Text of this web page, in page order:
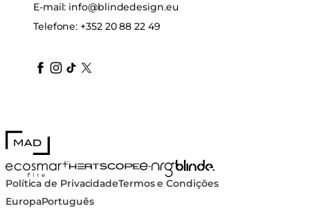
E-mail: info@blindedesign.eu
Telefone: +352 20 88 22 49
blindedesign
blindedesign
blindedesign
blinde-design
blindedesign
MAD Design
EcoSmart FireHEATSCOPE® Heaters
e-NRG Bioethanol
Blinde Design
Política de PrivacidadeTermos e Condições
EuropaPortuguês